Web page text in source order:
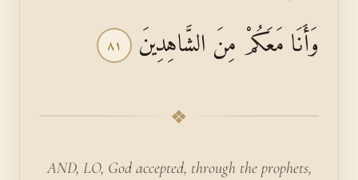
وَأَنَا مَعَكُمْ مِنَ الشَّاهِدِينَ ٨١
❖
AND, LO, God accepted, through the prophets,